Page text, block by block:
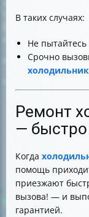
В таких случаях:
Не пытайтесь
Срочно
Ремонт
— быстро
Когда
помощь
приезжают
вызова! — и
гарантией.